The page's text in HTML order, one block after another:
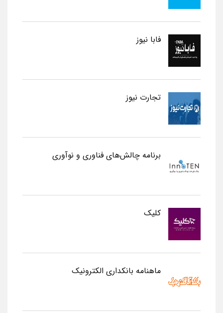
فابا نیوز
تجارت نیوز
برنامه چالش‌های فناوری و نوآوری
کلیک
ماهنامه بانکداری الکترونیک